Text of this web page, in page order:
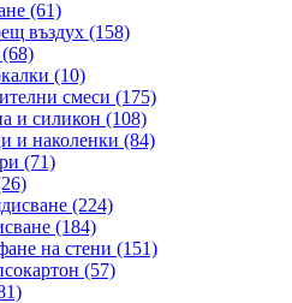
(61)
въздух (158)
(68)
(10)
смеси (175)
и силикон (108)
и наколенки (84)
(71)
(224)
(184)
на стени (151)
(57)